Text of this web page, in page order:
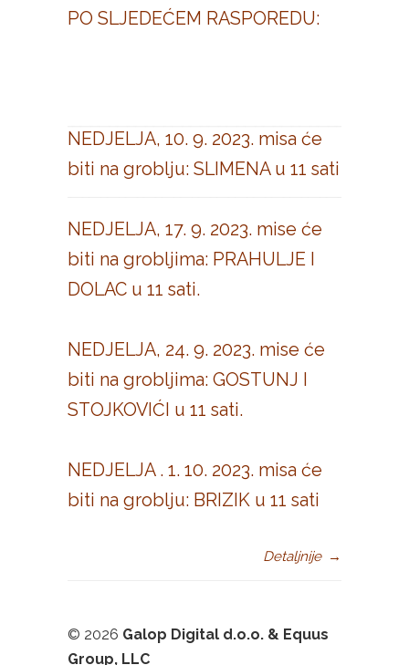
PO SLJEDEĆEM RASPOREDU:
NEDJELJA, 10. 9. 2023. misa će
biti na groblju: SLIMENA u 11 sati
NEDJELJA, 17. 9. 2023. mise će
biti na grobljima: PRAHULJE I
DOLAC u 11 sati.
NEDJELJA, 24. 9. 2023. mise će
biti na grobljima: GOSTUNJ I
STOJKOVIĆI u 11 sati.
NEDJELJA . 1. 10. 2023. misa će
biti na groblju: BRIZIK u 11 sati
Detaljnije →
© 2026 Galop Digital d.o.o. & Equus
Group, LLC